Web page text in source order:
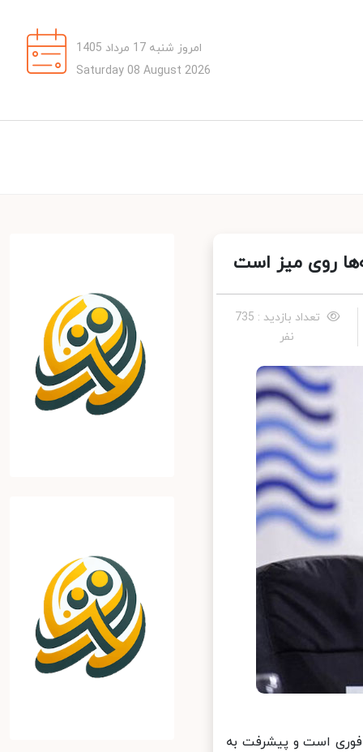
امروز شنبه 17 مرداد 1405
Saturday 08 August 2026
روی میز است
تعداد بازدید : 735
نفر
است و پیشرفت به